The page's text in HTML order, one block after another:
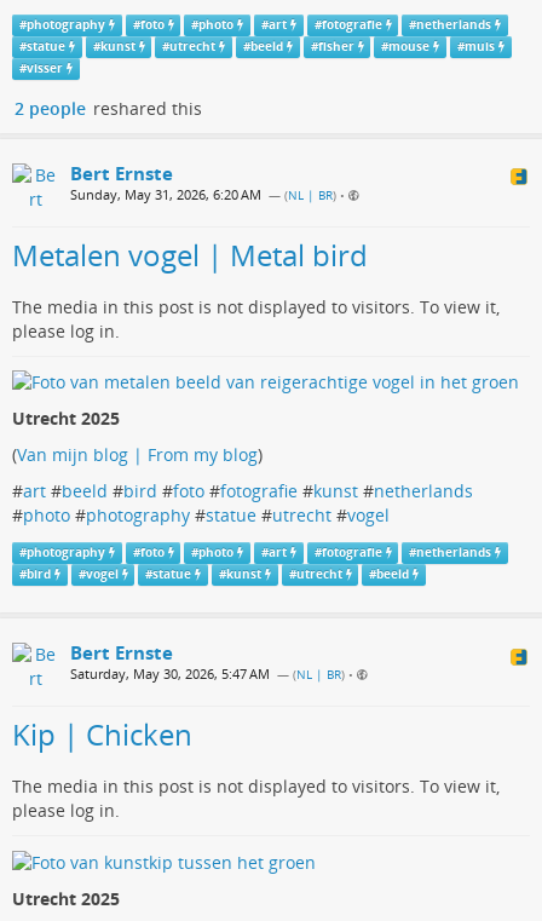
#photography #foto #photo #art #fotografie #netherlands
#statue #kunst #utrecht #beeld #fisher #mouse #muis
#visser
2 people reshared this
Bert Ernste
Sunday, May 31, 2026, 6:20 AM — (NL | BR) •
Metalen vogel | Metal bird
The media in this post is not displayed to visitors. To view it,
please log in.
Utrecht 2025
(Van mijn blog | From my blog)
#art #beeld #bird #foto #fotografie #kunst #netherlands
#photo #photography #statue #utrecht #vogel
#photography #foto #photo #art #fotografie #netherlands
#bird #vogel #statue #kunst #utrecht #beeld
Bert Ernste
Saturday, May 30, 2026, 5:47 AM — (NL | BR) •
Kip | Chicken
The media in this post is not displayed to visitors. To view it,
please log in.
Utrecht 2025